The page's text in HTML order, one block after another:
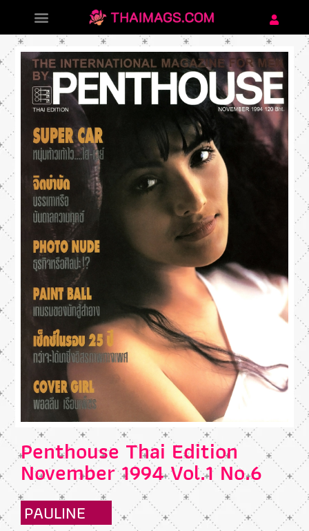
Penthouse 6 พอลลีน เรือนเพ็ชร
Penthouse Thai Edition
November 1994 Vol.1 No.6
PAULINE